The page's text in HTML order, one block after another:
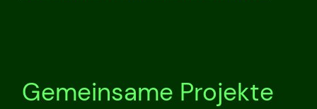
Gemeinsame Projekte